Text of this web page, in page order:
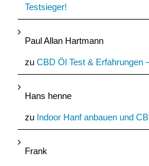
Testsieger!
Paul Allan Hartmann
zu CBD Öl Test & Erfahrungen
Hans henne
zu Indoor Hanf anbauen und
Frank